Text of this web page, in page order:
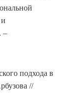
–
подхода в
//